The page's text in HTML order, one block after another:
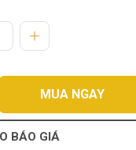
MUA NGAY
BÁO GIÁ